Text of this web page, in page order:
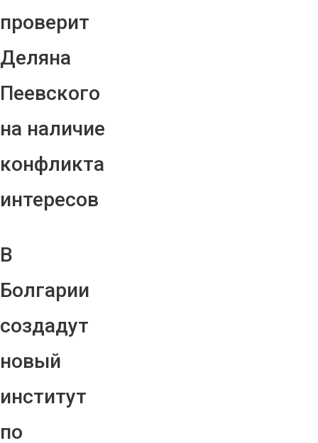
проверит
Деляна
Пеевского
на наличие
конфликта
интересов
В
Болгарии
создадут
новый
институт
по